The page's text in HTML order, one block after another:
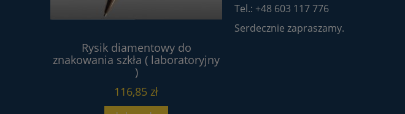
Rysik diamentowy do
znakowania szkła ( laboratoryjny
)
116,85 zł
Tel.: +48 603 117 776
Serdecznie zapraszamy.